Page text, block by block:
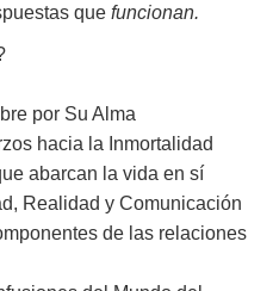
que funcionan.
por Su Alma
hacia la Inmortalidad
abarcan la vida en sí
Realidad y Comunicación
de las relaciones